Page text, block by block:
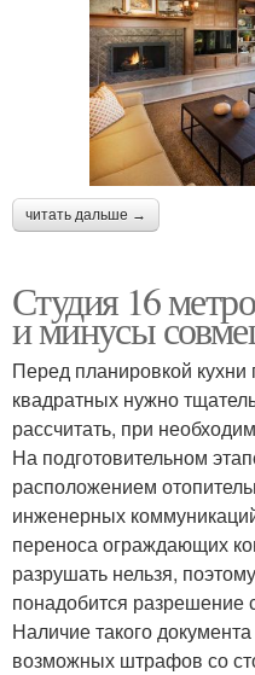
читать дальше →
Студия 16
и минусы
Перед планировкой кухни
квадратных нужно
рассчитать, при
На подготовительном
расположением
инженерных
переноса ограждающих
разрушать нельзя,
понадобится разрешение
Наличие такого
возможных штрафов со